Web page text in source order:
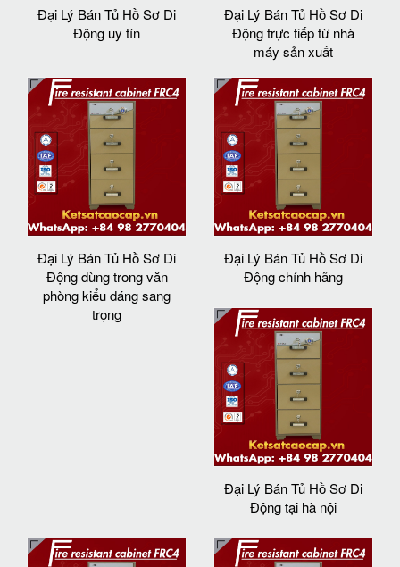
Đại Lý Bán Tủ Hồ Sơ Di
Động uy tín
Đại Lý Bán Tủ Hồ Sơ Di
Động trực tiếp từ nhà
máy sản xuất
Đại Lý Bán Tủ Hồ Sơ Di
Động dùng trong văn
phòng kiểu dáng sang
trọng
Đại Lý Bán Tủ Hồ Sơ Di
Động chính hãng
Đại Lý Bán Tủ Hồ Sơ Di
Động tại hà nội